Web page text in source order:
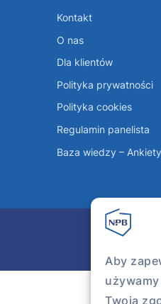
Aby
Twoja
Kontakt
O nas
Dla klientów
Polityka prywatności
Polityka cookies
Regulamin panelista
Baza wiedzy –